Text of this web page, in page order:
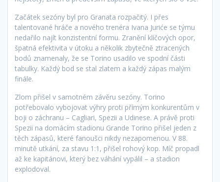
Začátek sezóny byl pro Granata rozpačitý. I přes
talentované hráče a nového trenéra Ivana Juriće se týmu
nedařilo najít konzistentní formu. Zranění klíčových opor,
špatná efektivita v útoku a několik zbytečně ztracených
bodů znamenaly, že se Torino usadilo ve spodní části
tabulky. Každý bod se stal zlatem a každý zápas malým
finále.
Zlom přišel v samotném závěru sezóny. Torino
potřebovalo vybojovat výhry proti přímým konkurentům v
boji o záchranu – Cagliari, Spezii a Udinese. A právě proti
Spezii na domácím stadionu Grande Torino přišel jeden z
těch zápasů, které fanoušci nikdy nezapomenou. V 88.
minutě utkání, za stavu 1:1, přišel rohový kop. Míč propadl
až ke kapitánovi, který bez váhání vypálil – a stadion
explodoval.